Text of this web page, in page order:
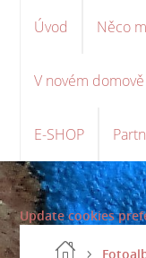
Úvod Něco
V novém
E-SHOP
Update cookies